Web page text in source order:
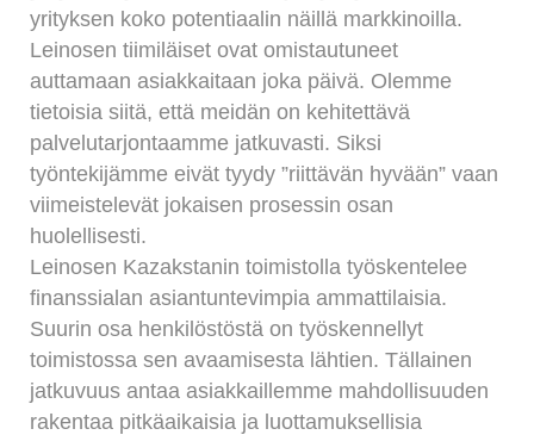
yrityksen koko potentiaalin näillä markkinoilla.
Leinosen tiimiläiset ovat omistautuneet
auttamaan asiakkaitaan joka päivä. Olemme
tietoisia siitä, että meidän on kehitettävä
palvelutarjontaamme jatkuvasti. Siksi
työntekijämme eivät tyydy ”riittävän hyvään” vaan
viimeistelevät jokaisen prosessin osan
huolellisesti.
Leinosen Kazakstanin toimistolla työskentelee
finanssialan asiantuntevimpia ammattilaisia.
Suurin osa henkilöstöstä on työskennellyt
toimistossa sen avaamisesta lähtien. Tällainen
jatkuvuus antaa asiakkaillemme mahdollisuuden
rakentaa pitkäaikaisia ja luottamuksellisia